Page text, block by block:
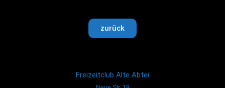
zurück
Freizeitclub Alte Abtei